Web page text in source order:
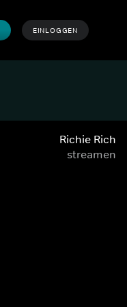
EINLOGGEN
Richie Rich
streamen